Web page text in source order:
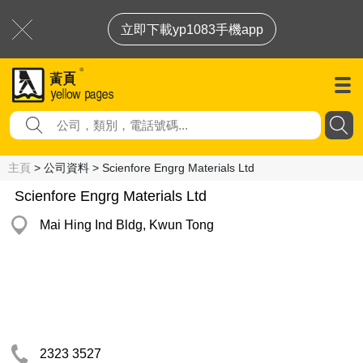
立即下載yp1083手機app
主頁 > 公司資料 > Scienfore Engrg Materials Ltd
Scienfore Engrg Materials Ltd
Mai Hing Ind Bldg, Kwun Tong
2323 3527